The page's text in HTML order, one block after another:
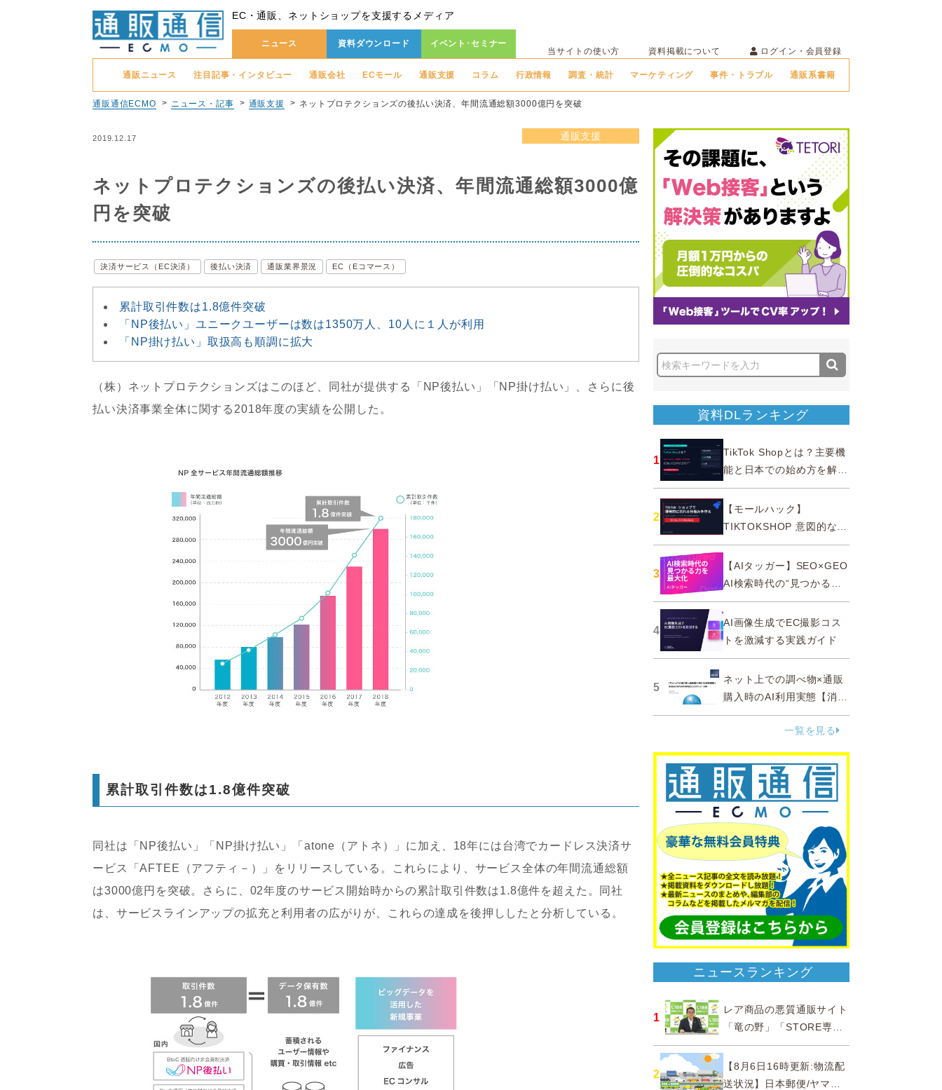
EC・通販、ネットショップを支援するメディア
ニュース 資料ダウンロード イベント･セミナー
当サイトの使い方 資料掲載について ログイン・会員登録
通販ニュース 注目記事・インタビュー 通販会社 ECモール 通販支援 コラム 行政情報 調査・統計 マーケティング 事件・トラブル 通販系書籍
通販通信ECMO ニュース・記事 通販支援 ネットプロテクションズの後払い決済、年間流通総額3000億円を突破
2019.12.17 通販支援
ネットプロテクションズの後払い決済、年間流通総額3000億
円を突破
決済サービス（EC決済） 後払い決済 通販業界景況 EC（Eコマース）
累計取引件数は1.8億件突破
「NP後払い」ユニークユーザーは数は1350万人、10人に１人が利用
「NP掛け払い」取扱高も順調に拡大
（株）ネットプロテクションズはこのほど、同社が提供する「NP後払い」「NP掛け払い」、さらに後
払い決済事業全体に関する2018年度の実績を公開した。
累計取引件数は1.8億件突破
同社は「NP後払い」「NP掛け払い」「atone（アトネ）」に加え、18年には台湾でカードレス決済サ
ービス「AFTEE（アフティ－）」をリリースしている。これらにより、サービス全体の年間流通総額
は3000億円を突破。さらに、02年度のサービス開始時からの累計取引件数は1.8億件を超えた。同社
は、サービスラインアップの拡充と利用者の広がりが、これらの達成を後押ししたと分析している。
資料DLランキング
1
TikTok Shopとは？主要機
能と日本での始め方を解説
｜公式認定パートナー
2
【モールハック】
TIKTOKSHOP 意図的なバ
ズを生む法則
3
【AIタッガー】SEO×GEO
AI検索時代の“見つかる
力”を最大化
4
AI画像生成でEC撮影コス
トを激減する実践ガイド
5
ネット上での調べ物×通販
購入時のAI利用実態【消費
者調査 2025】
一覧を見る
ニュースランキング
1
レア商品の悪質通販サイト
「竜の野」「STORE専門
ショップ」などに注意…消
費者庁
2
【8月6日16時更新:物流配
送状況】日本郵便/ヤマト